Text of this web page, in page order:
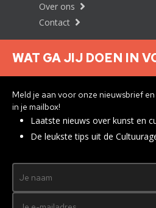
Over ons
Contact
Nieuwsbrief
Privacyverklaring
WAT GA JIJ DOEN IN
Meld je aan voor onze nieuwsbrief
in je mailbox!
Laatste nieuws over kunst en
De leukste tips uit de